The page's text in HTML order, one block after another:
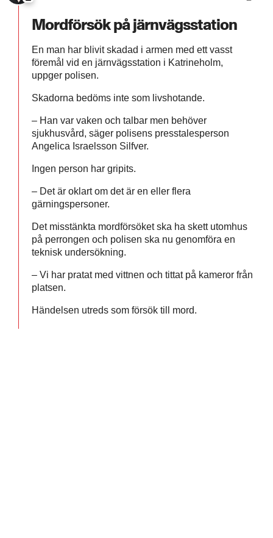
Mordförsök på järnvägsstation
En man har blivit skadad i armen med ett vasst
föremål vid en järnvägsstation i Katrineholm,
uppger polisen.
Skadorna bedöms inte som livshotande.
– Han var vaken och talbar men behöver
sjukhusvård, säger polisens presstalesperson
Angelica Israelsson Silfver.
Ingen person har gripits.
– Det är oklart om det är en eller flera
gärningspersoner.
Det misstänkta mordförsöket ska ha skett utomhus
på perrongen och polisen ska nu genomföra en
teknisk undersökning.
– Vi har pratat med vittnen och tittat på kameror från
platsen.
Händelsen utreds som försök till mord.